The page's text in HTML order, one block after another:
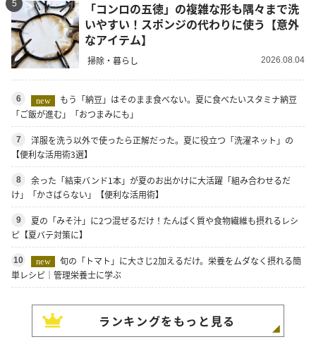
5
「コンロの五徳」の複雑な形も隅々まで洗
いやすい！スポンジの代わりに使う【意外
なアイテム】
掃除・暮らし 2026.08.04
6 new
もう「納豆」はそのまま食べない。夏に食べたいスタミナ納豆
「ご飯が進む」「おつまみにも」
7
洋服を洗う以外で使ったら正解だった。夏に役立つ「洗濯ネット」の
【便利な活用術3選】
8
余った「結束バンド1本」が夏のお出かけに大活躍「組み合わせるだ
け」「かさばらない」【便利な活用術】
9
夏の「みそ汁」に2つ混ぜるだけ！たんぱく質や食物繊維も摂れるレシ
ピ【夏バテ対策に】
10 new
旬の「トマト」に大さじ2加えるだけ。栄養をムダなく摂れる簡
単レシピ｜管理栄養士に学ぶ
ランキングをもっと見る